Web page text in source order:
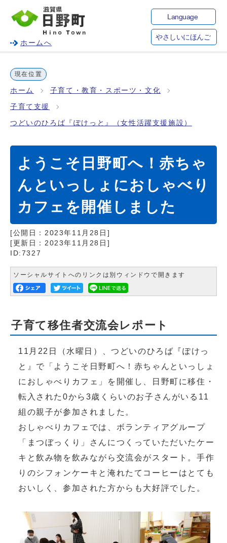
ホームへ
Language
やさしいにほんご
現在位置
ホーム 子育て・教育・スポーツ・文化
子育て支援
つどいのひろば『ぽけっと』（女性活躍支援施設）
ようこそ日野町へ！赤ちゃ
んといっしょにおしゃべり
カフェを開催しました
[公開日： 2023年11月28日 ]
[更新日： 2023年11月28日 ]
ID:7327
ソーシャルサイトへのリンクは別ウィンドウで開きます
子育て移住者交流会レポート
11月22日（水曜日）、つどいのひろば『ぽけっ
と』で「ようこそ日野町へ！赤ちゃんといっしょ
におしゃべりカフェ」を開催し、日野町に移住・
転入された0から3歳くらいのお子さんがいる11
組の親子が参加されました。
おしゃべりカフェでは、ボランティアグループ
「まつぼっくり」さんにつくっていただいたケー
キと飲み物を飲みながら交流会がスタート。手作
りのシフォンケーキと淹れたてコーヒーはとても
おいしく、参加された方からも大好評でした。